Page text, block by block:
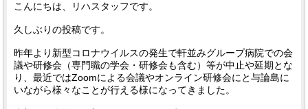
こんにちは、リハスタッフです。
久しぶりの投稿です。
昨年より新型コロナウイルスの発生で軒並みグループ病院での会
議や研修会（専門職の学会・研修会も含む）等が中止や延期とな
り、最近ではZoomによる会議やオンライン研修会にと与論島に
いながら様々なことが行える様になってきました。